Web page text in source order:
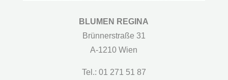
BLUMEN REGINA
Brünnerstraße 31
A-1210 Wien
Tel.: 01 271 51 87